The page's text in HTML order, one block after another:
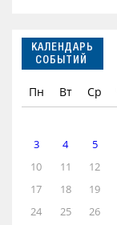
КАЛЕНДАРЬ
СОБЫТИЙ
Пн Вт Ср
3
4 5
10
11 12
17
18 19
24
25 26